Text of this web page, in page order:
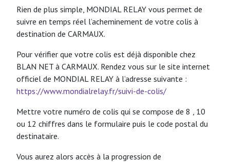
Rien de plus simple, MONDIAL RELAY vous permet de
suivre en temps réel l’acheminement de votre colis à
destination de CARMAUX.
Pour vérifier que votre colis est déjà disponible chez
BLAN NET à CARMAUX. Rendez vous sur le site internet
officiel de MONDIAL RELAY à l’adresse suivante :
https://www.mondialrelay.fr/suivi-de-colis/
Mettre votre numéro de colis qui se compose de 8 , 10
ou 12 chiffres dans le formulaire puis le code postal du
destinataire.
Vous aurez alors accès à la progression de